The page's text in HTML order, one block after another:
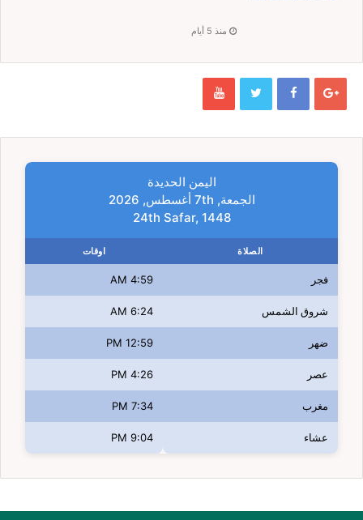
منذ 5 أيام
اليمن الحديدة
الجمعة, 7th أغسطس, 2026
24th Safar, 1448
الصلاة اوقات
فجر 4:59 AM
شروق الشمس 6:24 AM
ضهر 12:59 PM
عصر 4:26 PM
مغرب 7:34 PM
عشاء 9:04 PM